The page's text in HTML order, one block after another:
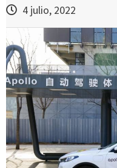
4 julio, 2022